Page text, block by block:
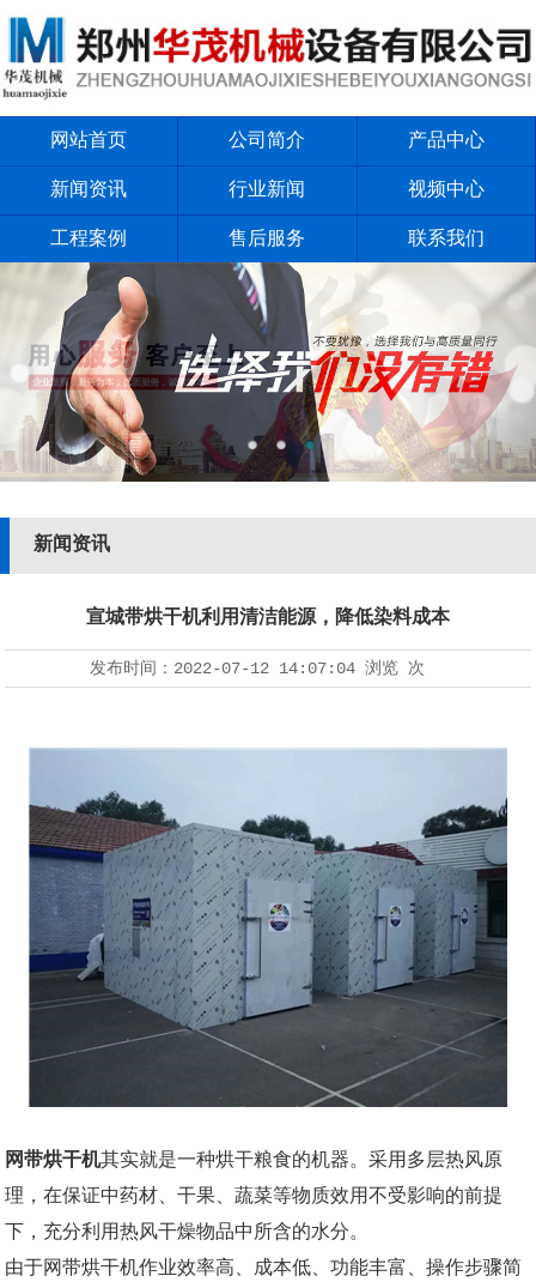
网站首页 公司简介 产品中心
新闻资讯 行业新闻 视频中心
工程案例 售后服务 联系我们
新闻资讯
宣城带烘干机利用清洁能源，降低染料成本
发布时间： 2022-07-12 14:07:04浏览 次
网带烘干机其实就是一种烘干粮食的机器。采用多层热风原
理，在保证中药材、干果、蔬菜等物质效用不受影响的前提
下，充分利用热风干燥物品中所含的水分。
由于网带烘干机作业效率高、成本低、功能丰富、操作步骤简